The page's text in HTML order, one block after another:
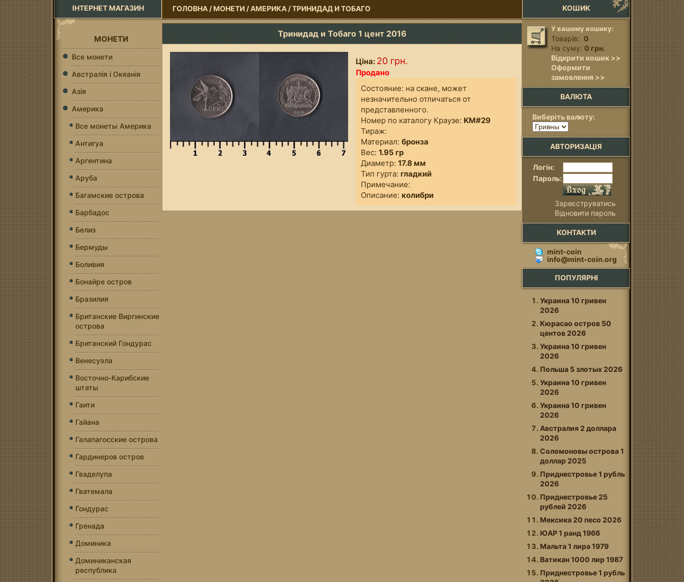
ГОЛОВНА/МОНЕТИ/АМЕРИКА/ТРИНИДАД И ТОБАГО
Тринидад и Тобаго 1 цент 2016
Ціна: 20 грн.
Продано
Состояние: на скане, может
незначительно отличаться от
представленного.
Номер по каталогу Краузе: KM#29
Тираж:
Материал: бронза
Вес: 1.95 гр
Диаметр: 17.8 мм
Тип гурта: гладкий
Примечание:
Описание: колибри
ІНТЕРНЕТ МАГАЗИН
МОНЕТИ
Все монети
Австралія і Океанія
Азія
Америка
Все монеты Америка
Антигуа
Аргентина
Аруба
Багамские острова
Барбадос
Белиз
Бермуды
Боливия
Бонайре остров
Бразилия
Британские Виргинские
острова
Британский Гондурас
Венесуэла
Восточно-Карибские
штаты
Гаити
Гайана
Галапагосские острова
Гардинеров остров
Гваделупа
Гватемала
Гондурас
Гренада
Доминика
Доминиканская
республика
КОШИК
У вашому кошику:
Товарів: 0
На суму: 0 грн.
Відкрити кошик >>
Оформити
замовлення >>
ВАЛЮТА
Виберіть валюту:
АВТОРИЗАЦІЯ
Логін:
Пароль:
Зареєструватись
Відновити пароль
КОНТАКТИ
mint-coin
info@mint-coin.org
ПОПУЛЯРНІ
Украина 10 гривен
2026
Кюрасао остров 50
центов 2026
Украина 10 гривен
2026
Польша 5 злотых 2026
Украина 10 гривен
2026
Украина 10 гривен
2026
Австралия 2 доллара
2026
Соломоновы оcтрова 1
доллар 2025
Приднестровье 1 рубль
2026
Приднестровье 25
рублей 2026
Мексика 20 песо 2026
ЮАР 1 ранд 1966
Мальта 1 лира 1979
Ватикан 1000 лир 1987
Приднестровье 1 рубль